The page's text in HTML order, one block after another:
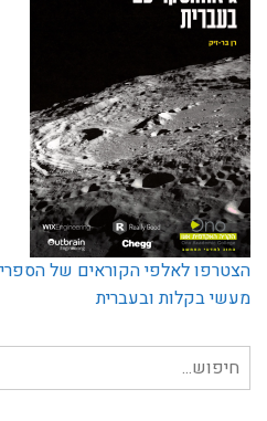
הצטרפו לאלפי הקוראים של
מעשי בקלות ובעברית
חיפוש
עבור: